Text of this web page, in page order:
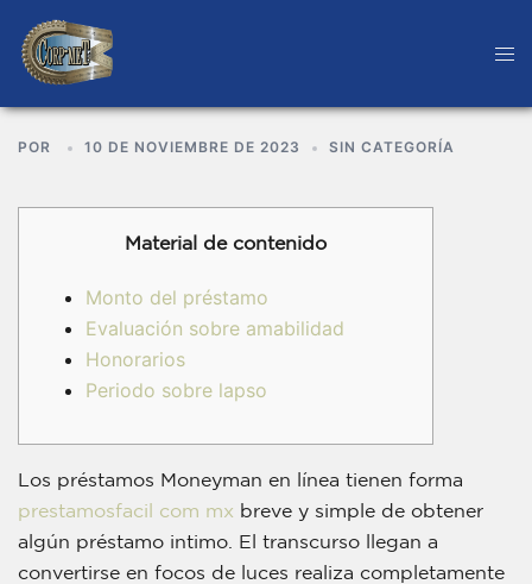
POR 10 DE NOVIEMBRE DE 2023 SIN CATEGORÍA
Material de contenido
Monto del préstamo
Evaluación sobre amabilidad
Honorarios
Periodo sobre lapso
Los préstamos Moneyman en línea tienen forma
prestamosfacil com mx breve y simple de obtener
algún préstamo intimo. El transcurso llegan a
convertirse en focos de luces realiza completamente